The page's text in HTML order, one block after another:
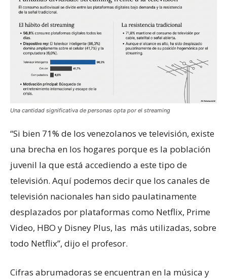
Una cantidad significativa de personas opta por el streaming
“Si bien 71% de los venezolanos ve televisión, existe
una brecha en los hogares porque es la población
juvenil la que está accediendo a este tipo de
televisión. Aquí podemos decir que los canales de
televisión nacionales han sido paulatinamente
desplazados por plataformas como Netflix, Prime
Video, HBO y Disney Plus, las más utilizadas, sobre
todo Netflix”, dijo el profesor.
Cifras abrumadoras se encuentran en la música y